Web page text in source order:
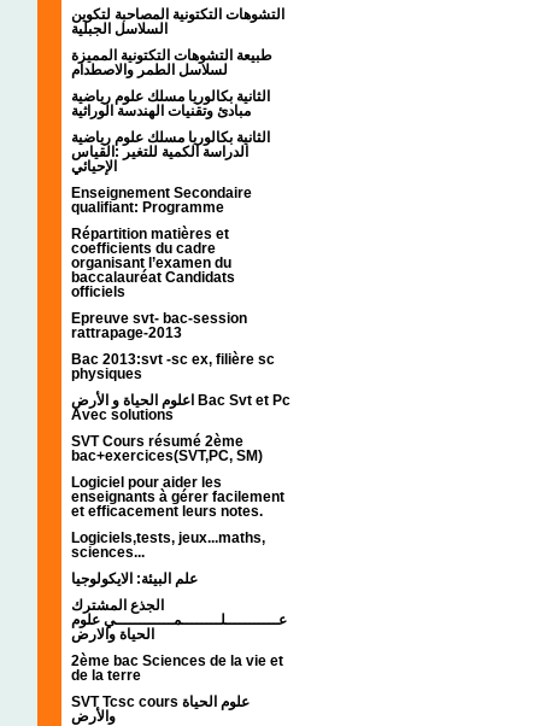
التشوهات التكتونیة المصاحبة لتكوین
السلاسل الجبلیة
طبيعة التشوهات التكتونية المميزة
لسلاسل الطمر والاصطدام
الثانية بكالوريا مسلك علوم رياضية
مبادئ وتقنيات الهندسة الوراثية
الثانية بكالوريا مسلك علوم رياضية
الدراسة الكمية للتغير :القياس
الإحيائي
Enseignement Secondaire
qualifiant: Programme
Répartition matières et
coefficients du cadre
organisant l’examen du
baccalauréat Candidats
officiels
Epreuve svt- bac-session
rattrapage-2013
Bac 2013:svt -sc ex, filière sc
physiques
اعلوم الحياة و الأرض Bac Svt et Pc
Avec solutions
SVT Cours résumé 2ème
bac+exercices(SVT,PC, SM)
Logiciel pour aider les
enseignants à gérer facilement
et efficacement leurs notes.
Logiciels,tests, jeux...maths,
sciences...
علم البيئة: الايكولوجيا
الجذع المشترك
عـــــــــــلــــــــمــــــــــــي علوم
الحياة والارض
2ème bac Sciences de la vie et
de la terre
SVT Tcsc cours علوم الحياة
والأرض